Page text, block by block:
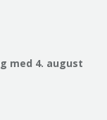
med 4. august